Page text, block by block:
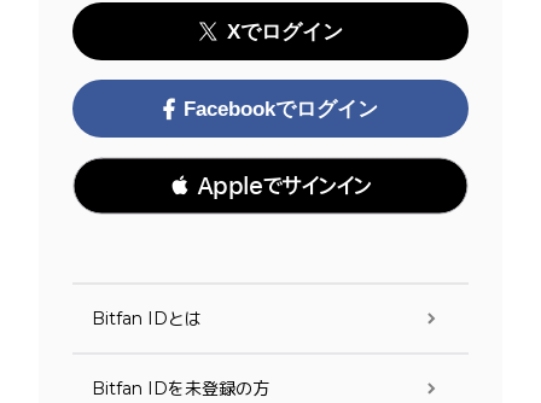
Xでログイン
Facebookでログイン
 Appleでサインイン
Bitfan IDとは
Bitfan IDを未登録の方